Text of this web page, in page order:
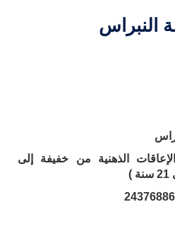
النبراس
الذهنية من خفيفة إلى